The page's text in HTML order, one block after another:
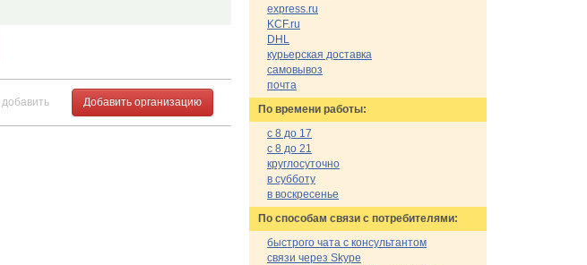
Добавить организацию
express.ru
KCF.ru
DHL
курьерская доставка
самовывоз
почта
По времени работы:
с 8 до 17
с 8 до 21
круглосуточно
в субботу
в воскресенье
По cпособам связи с потребителями:
быстрого чата с консультантом
связи через Skype